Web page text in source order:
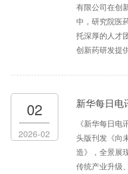
有限公司在创
中，研究院医
托深厚的人才
创新药研发提
02
2026-02
新华每日电讯头版丨
《新华每日电
头版刊发《向
造》，全景展
传统产业升级